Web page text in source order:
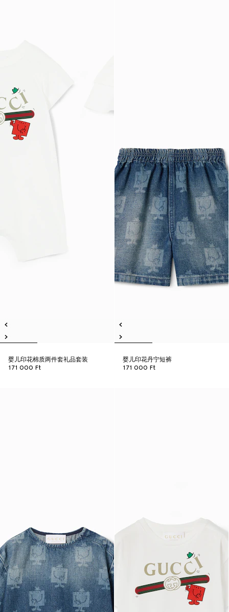
婴儿印花棉质两件套礼品套装
171 000 Ft
婴儿印花丹宁短裤
171 000 Ft